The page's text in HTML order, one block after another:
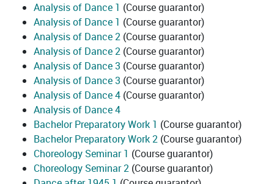
Analysis of Dance 1 (Course guarantor)
Analysis of Dance 1 (Course guarantor)
Analysis of Dance 2 (Course guarantor)
Analysis of Dance 2 (Course guarantor)
Analysis of Dance 3 (Course guarantor)
Analysis of Dance 3 (Course guarantor)
Analysis of Dance 4 (Course guarantor)
Analysis of Dance 4
Bachelor Preparatory Work 1 (Course guarantor)
Bachelor Preparatory Work 2 (Course guarantor)
Choreology Seminar 1 (Course guarantor)
Choreology Seminar 2 (Course guarantor)